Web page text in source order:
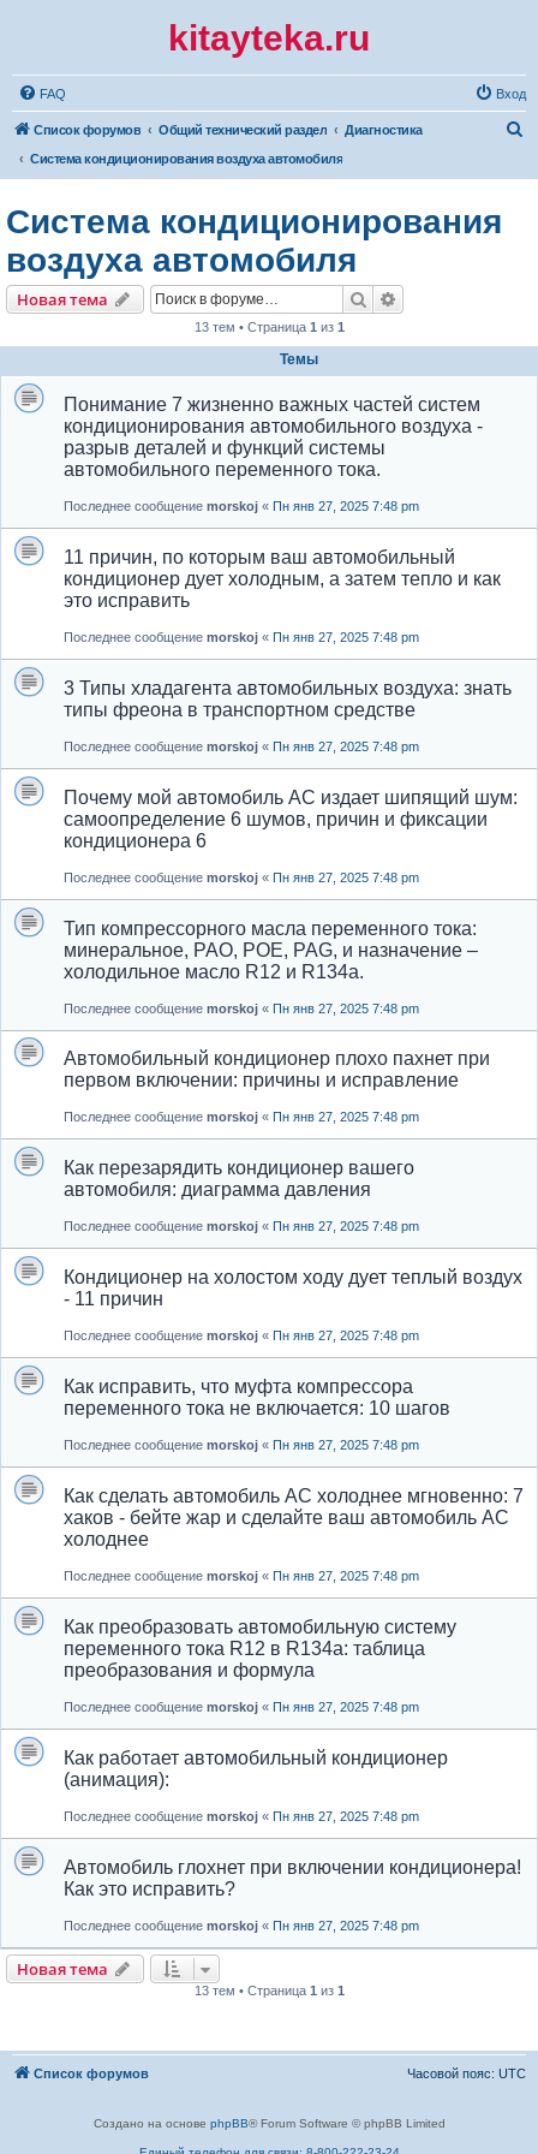
kitayteka.ru
FAQ Вход
Список форумов Общий технический раздел
Диагностика
Система кондиционирования воздуха автомобиля
Система кондиционирования
воздуха автомобиля
Новая тема Поиск
13 тем • Страница 1 из 1
Темы
Понимание 7 жизненно важных частей систем
кондиционирования автомобильного воздуха -
разрыв деталей и функций системы
автомобильного переменного тока.
Последнее сообщение morskoj « Пн янв 27, 2025 7:48 pm
11 причин, по которым ваш автомобильный
кондиционер дует холодным, а затем тепло и как
это исправить
Последнее сообщение morskoj « Пн янв 27, 2025 7:48 pm
3 Типы хладагента автомобильных воздуха: знать
типы фреона в транспортном средстве
Последнее сообщение morskoj « Пн янв 27, 2025 7:48 pm
Почему мой автомобиль AC издает шипящий шум:
самоопределение 6 шумов, причин и фиксации
кондиционера 6
Последнее сообщение morskoj « Пн янв 27, 2025 7:48 pm
Тип компрессорного масла переменного тока:
минеральное, PAO, POE, PAG, и назначение –
холодильное масло R12 и R134a.
Последнее сообщение morskoj « Пн янв 27, 2025 7:48 pm
Автомобильный кондиционер плохо пахнет при
первом включении: причины и исправление
Последнее сообщение morskoj « Пн янв 27, 2025 7:48 pm
Как перезарядить кондиционер вашего
автомобиля: диаграмма давления
Последнее сообщение morskoj « Пн янв 27, 2025 7:48 pm
Кондиционер на холостом ходу дует теплый воздух
- 11 причин
Последнее сообщение morskoj « Пн янв 27, 2025 7:48 pm
Как исправить, что муфта компрессора
переменного тока не включается: 10 шагов
Последнее сообщение morskoj « Пн янв 27, 2025 7:48 pm
Как сделать автомобиль AC холоднее мгновенно: 7
хаков - бейте жар и сделайте ваш автомобиль AC
холоднее
Последнее сообщение morskoj « Пн янв 27, 2025 7:48 pm
Как преобразовать автомобильную систему
переменного тока R12 в R134a: таблица
преобразования и формула
Последнее сообщение morskoj « Пн янв 27, 2025 7:48 pm
Как работает автомобильный кондиционер
(анимация):
Последнее сообщение morskoj « Пн янв 27, 2025 7:48 pm
Автомобиль глохнет при включении кондиционера!
Как это исправить?
Последнее сообщение morskoj « Пн янв 27, 2025 7:48 pm
Новая тема
13 тем • Страница 1 из 1
Список форумов Часовой пояс: UTC
Создано на основе phpBB® Forum Software © phpBB Limited